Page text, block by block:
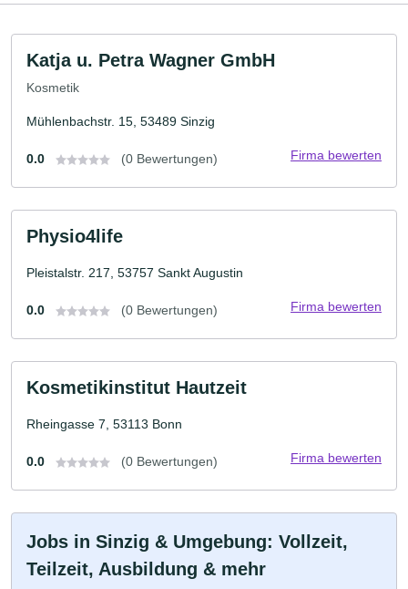
Katja u. Petra Wagner GmbH
Kosmetik
Mühlenbachstr. 15, 53489 Sinzig
0.0 (0 Bewertungen) Firma bewerten
Physio4life
Pleistalstr. 217, 53757 Sankt Augustin
0.0 (0 Bewertungen) Firma bewerten
Kosmetikinstitut Hautzeit
Rheingasse 7, 53113 Bonn
0.0 (0 Bewertungen) Firma bewerten
Jobs in Sinzig & Umgebung: Vollzeit,
Teilzeit, Ausbildung & mehr